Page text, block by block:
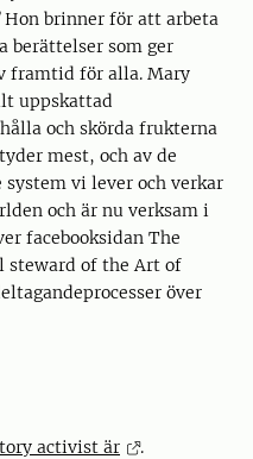
Hon brinner för att arbeta
berättelser som ger
framtid för alla. Mary
uppskattad
och skörda frukterna
mest, och av de
system vi lever och verkar
och är nu verksam i
facebooksidan The
steward of the Art of
över
activist är .